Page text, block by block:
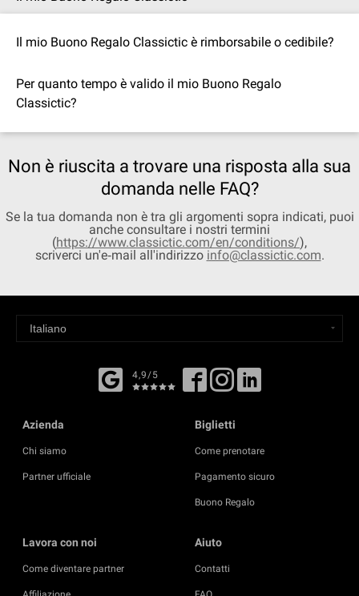
Il mio Buono Regalo Classictic è rimborsabile o cedibile?
Per quanto tempo è valido il mio Buono Regalo
Classictic?
Non è riuscita a trovare una risposta alla sua
domanda nelle FAQ?
Se la tua domanda non è tra gli argomenti sopra indicati, puoi
anche consultare i nostri termini
(https://www.classictic.com/en/conditions/),
scriverci un'e‐mail all'indirizzo info@classictic.com.
4,9/5
Azienda
Chi siamo
Partner ufficiale
Biglietti
Come prenotare
Pagamento sicuro
Buono Regalo
Lavora con noi
Come diventare partner
Aiuto
Contatti